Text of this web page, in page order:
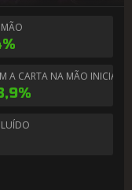
A CARTA NA MÃO INICIAL